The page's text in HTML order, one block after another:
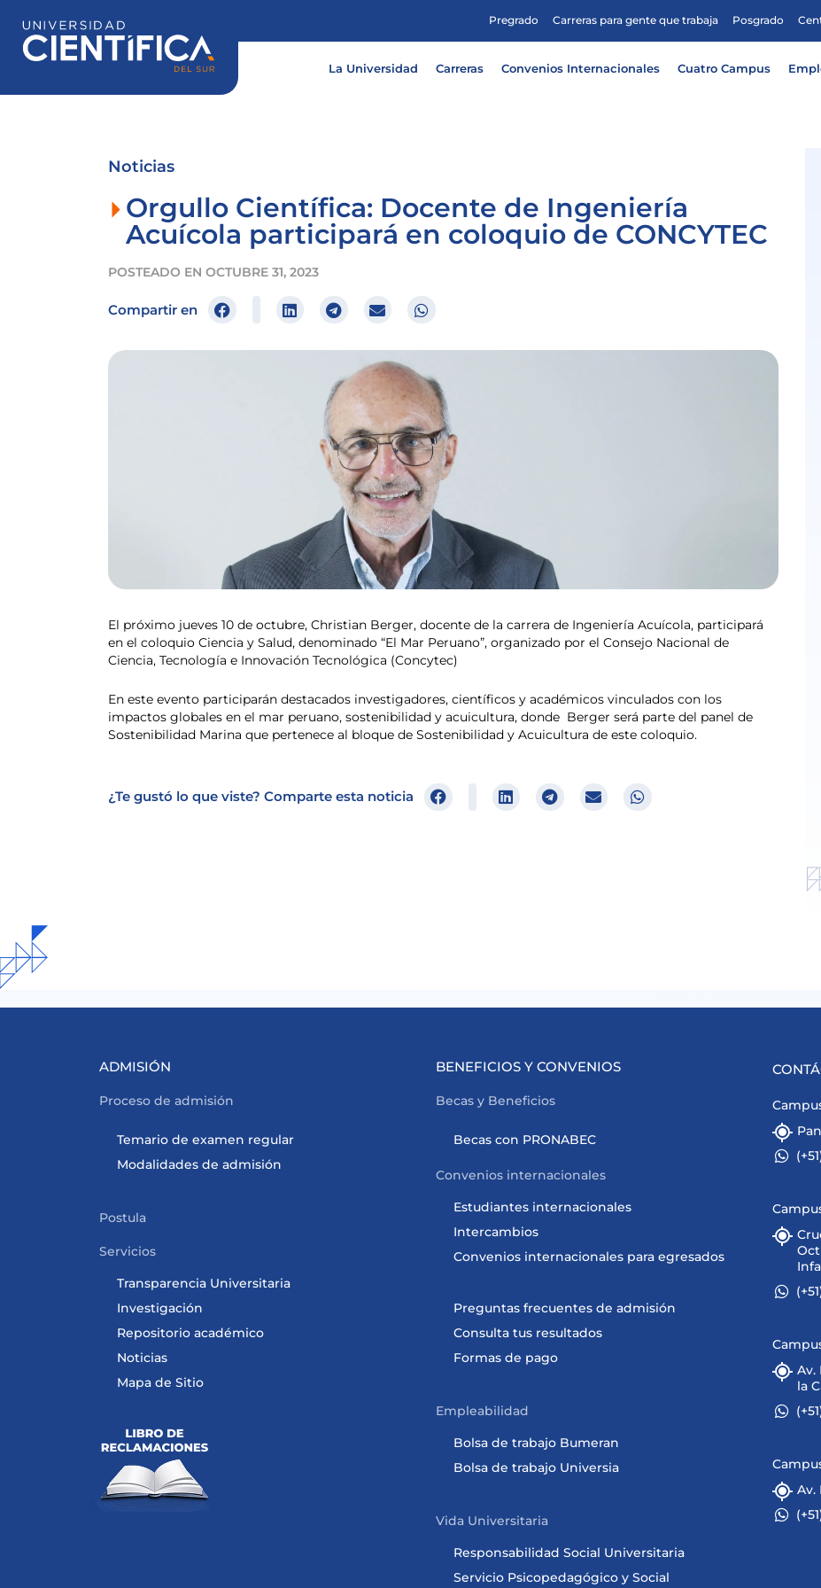
contenido
Pregrado Carreras para gente que trabaja Posgrado
La Universidad Carreras Convenios Internacionales Cuatro Campus
Noticias
Orgullo Científica: Docente de Ingeniería
Acuícola participará en coloquio de CONCYTEC
POSTEADO EN OCTUBRE 31, 2023
Compartir en
El próximo jueves 10 de octubre, Christian Berger, docente de la carrera de Ingeniería Acuícola, participará
en el coloquio Ciencia y Salud, denominado “El Mar Peruano”, organizado por el Consejo Nacional de
Ciencia, Tecnología e Innovación Tecnológica (Concytec)
En este evento participarán destacados investigadores, científicos y académicos vinculados con los
impactos globales en el mar peruano, sostenibilidad y acuicultura, donde Berger será parte del panel de
Sostenibilidad Marina que pertenece al bloque de Sostenibilidad y Acuicultura de este coloquio.
¿Te gustó lo que viste? Comparte esta noticia
ADMISIÓN
Proceso de admisión
Temario de examen regular
Modalidades de admisión
Postula
Servicios
Transparencia Universitaria
Investigación
Repositorio académico
Noticias
Mapa de Sitio
BENEFICIOS Y CONVENIOS
Becas y Beneficios
Becas con PRONABEC
Convenios internacionales
Estudiantes internacionales
Intercambios
Convenios internacionales para egresados
Preguntas frecuentes de admisión
Consulta tus resultados
Formas de pago
Empleabilidad
Bolsa de trabajo Bumeran
Bolsa de trabajo Universia
Vida Universitaria
Responsabilidad Social Universitaria
Servicio Psicopedagógico y Social
Av.
la
Av.